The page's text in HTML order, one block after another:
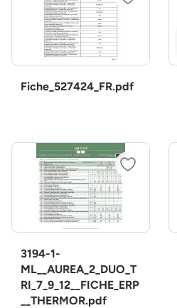
Fiche_527424_FR.pdf
3194-1-
ML__AUREA_2_DUO_T
RI_7_9_12__FICHE_ERP
__THERMOR.pdf